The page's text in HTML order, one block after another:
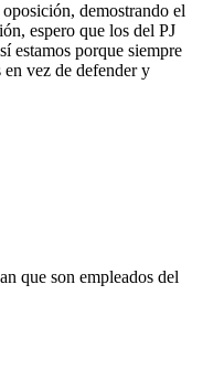
demostrando el
espero que los del PJ
estamos porque siempre
en vez de defender y
que son empleados del